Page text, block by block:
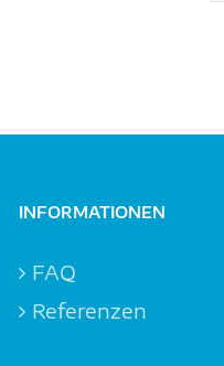
INFORMATIONEN
FAQ
Referenzen